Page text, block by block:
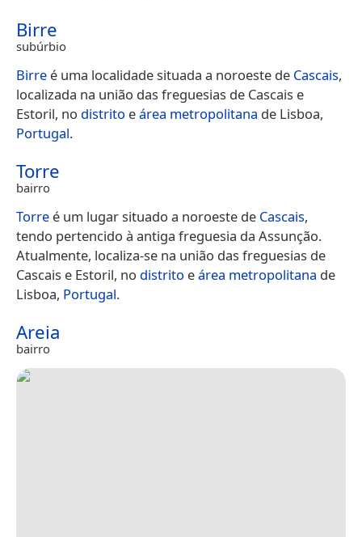
Birre
subúrbio
Birre é uma localidade situada a noroeste de Cascais,
localizada na união das freguesias de Cascais e
Estoril, no distrito eárea metropolitana de Lisboa,
Portugal.
Torre
bairro
Torre é um lugar situado a noroeste de Cascais,
tendo pertencido à antiga freguesia da Assunção.
Atualmente, localiza-se na união das freguesias de
Cascais e Estoril, no distrito eárea metropolitana de
Lisboa, Portugal.
Areia
bairro